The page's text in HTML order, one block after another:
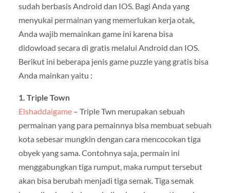
sudah berbasis Android dan IOS. Bagi Anda yang
menyukai permainan yang memerlukan kerja otak,
Anda wajib memainkan game ini karena bisa
didowload secara di gratis melalui Android dan IOS.
Berikut ini beberapa jenis game puzzle yang gratis bisa
Anda mainkan yaitu :
1. Triple Town
Elshaddaigame– Triple Twn merupakan sebuah
permainan yang para pemainnya bisa membuat sebuah
kota sebesar mungkin dengan cara mencocokan tiga
obyek yang sama. Contohnya saja, permain ini
menggabungkan tiga rumput, maka rumput tersebut
akan bisa berubah menjadi tiga semak. Tiga semak